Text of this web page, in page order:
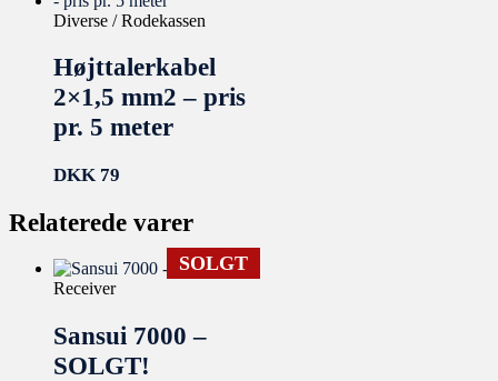
Diverse / Rodekassen
Højttalerkabel
2×1,5 mm2 – pris
pr. 5 meter
DKK 79
Relaterede varer
SOLGT
Receiver
Sansui 7000 –
SOLGT!